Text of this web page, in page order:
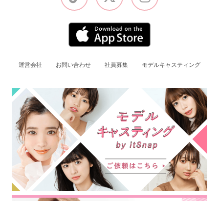
運営会社 お問い合わせ 社員募集 モデルキャスティング